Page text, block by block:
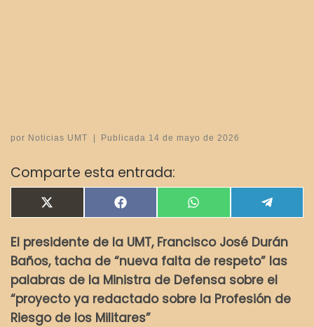
por Noticias UMT Publicada 14 de mayo de 2026
Comparte esta entrada:
Compartir en
X
(
w
i
t
t
e
r
)
Compartir en
F
a
e
b
o
o
k
Compartir en
W
h
t
s
A
p
p
e
e
g
r
a
m
El presidente de la UMT, Francisco José Durán
Baños, tacha de “nueva falta de respeto” las
palabras de la Ministra de Defensa sobre el
“proyecto ya redactado sobre la Profesión de
Riesgo de los Militares”